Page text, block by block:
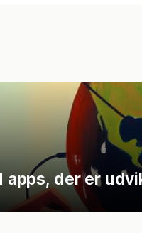
apps, der er